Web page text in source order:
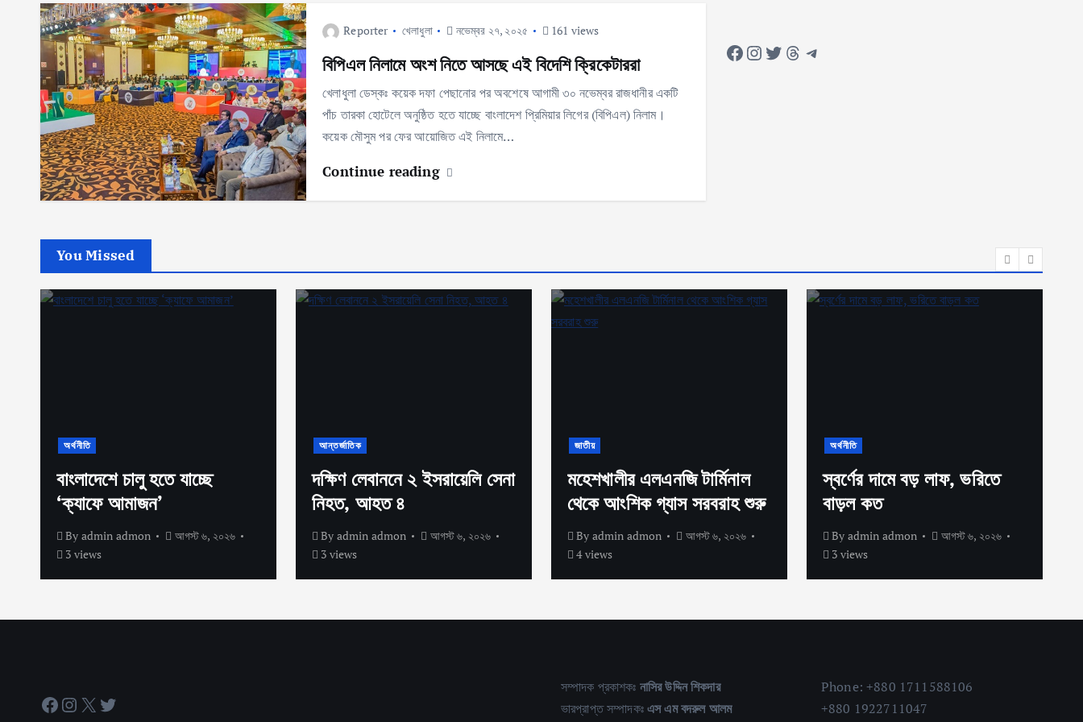
Reporter খেলাধুলা নভেম্বর ২৭, ২০২৫ 161 views
বিপিএল নিলামে অংশ নিতে আসছে এই বিদেশি ক্রিকেটাররা
খেলাধুলা ডেস্কঃ কয়েক দফা পেছানোর পর অবশেষে আগামী ৩০ নভেম্বর রাজধানীর একটি
পাঁচ তারকা হোটেলে অনুষ্ঠিত হতে যাচ্ছে বাংলাদেশ প্রিমিয়ার লিগের (বিপিএল) নিলাম।
কয়েক মৌসুম পর ফের আয়োজিত এই নিলামে…
Continue reading
Facebook Instagram Twitter Threads Telegram
You Missed
অর্থনীতি
বাংলাদেশে চালু হতে যাচ্ছে
‘ক্যাফে আমাজন’
By admin admon
আগস্ট ৬, ২০২৬
3 views
আন্তর্জাতিক
দক্ষিণ লেবাননে ২ ইসরায়েলি সেনা
নিহত, আহত ৪
By admin admon
আগস্ট ৬, ২০২৬
3 views
জাতীয়
মহেশখালীর এলএনজি টার্মিনাল
থেকে আংশিক গ্যাস সরবরাহ শুরু
By admin admon
আগস্ট ৬, ২০২৬
4 views
অর্থনীতি
স্বর্ণের দামে বড় লাফ, ভরিতে
বাড়ল কত
By admin admon
আগস্ট ৬, ২০২৬
3 views
Facebook Instagram X Twitter
সম্পাদক প্রকাশকঃ নাসির উদ্দিন শিকদার
ভারপ্রাপ্ত সম্পাদকঃএস এম বদরুল আলম
Phone: +880 1711588106
+880 1922711047